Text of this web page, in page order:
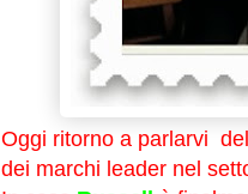
Oggi ritorno a parlarvi
dei marchi leader nel